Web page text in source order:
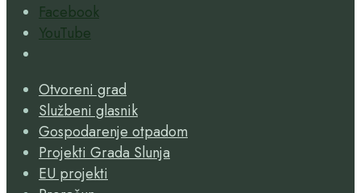
Facebook
YouTube
Window
Otvoreni grad
Službeni glasnik
Gospodarenje otpadom
Projekti Grada Slunja
EU projekti